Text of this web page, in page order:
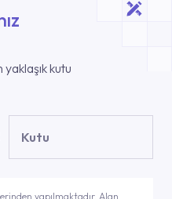
yaklaşık kutu
Kutu
yapılmaktadır. Alan